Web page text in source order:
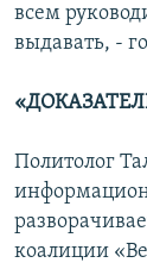
всем
выдавать, -
Политолог
коалиции